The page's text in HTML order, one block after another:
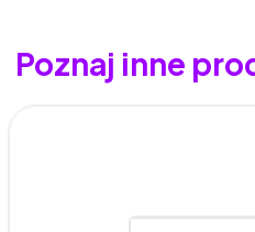
Poznaj inne